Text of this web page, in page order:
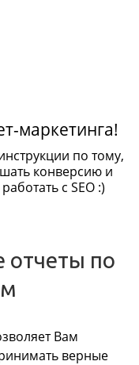
маркетинга!
по тому,
конверсию и
с SEO :)
по
Вам
верные